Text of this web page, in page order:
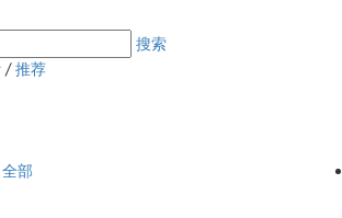
搜索
/ 推荐
全部